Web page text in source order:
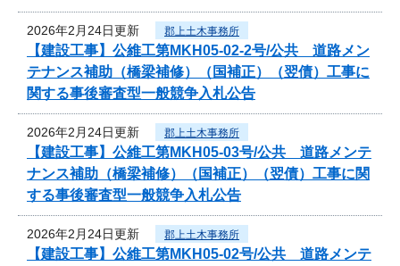
2026年2月24日更新 郡上土木事務所
【建設工事】公維工第MKH05-02-2号/公共 道路メン
テナンス補助（橋梁補修）（国補正）（翌債）工事に
関する事後審査型一般競争入札公告
2026年2月24日更新 郡上土木事務所
【建設工事】公維工第MKH05-03号/公共 道路メンテ
ナンス補助（橋梁補修）（国補正）（翌債）工事に関
する事後審査型一般競争入札公告
2026年2月24日更新 郡上土木事務所
【建設工事】公維工第MKH05-02号/公共 道路メンテ